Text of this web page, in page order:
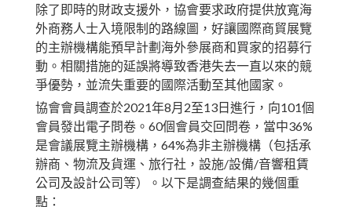
除了即時的財政支援外，協會要求政府提供放寬海
外商務人士入境限制的路線圖，好讓國際商貿展覽
的主辦機構能預早計劃海外參展商和買家的招募行
動。相關措施的延誤將導致香港失去一直以來的競
爭優勢，並流失重要的國際活動至其他國家。
協會會員調查於2021年8月2至13日進行，向101個
會員發出電子問卷。60個會員交回問卷，當中36%
是會議展覽主辦機構，64%為非主辦機構（包括承
辦商、物流及貨運、旅行社，設施/設備/音響租賃
公司及設計公司等）。以下是調查結果的幾個重
點：